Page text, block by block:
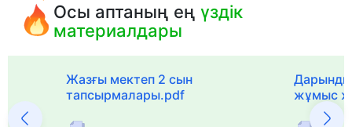
Осы аптаның еңүздік
материалдары
Жазғы мектеп 2 сын
тапсырмалары.pdf
жұмыс